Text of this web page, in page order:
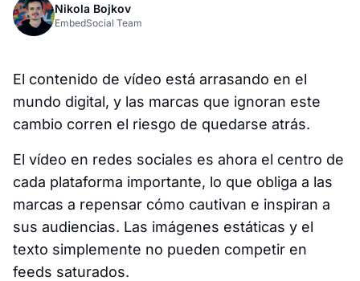
Nikola Bojkov
EmbedSocial Team
El contenido de vídeo está arrasando en el
mundo digital, y las marcas que ignoran este
cambio corren el riesgo de quedarse atrás.
El vídeo en redes sociales es ahora el centro de
cada plataforma importante, lo que obliga a las
marcas a repensar cómo cautivan e inspiran a
sus audiencias. Las imágenes estáticas y el
texto simplemente no pueden competir en
feeds saturados.